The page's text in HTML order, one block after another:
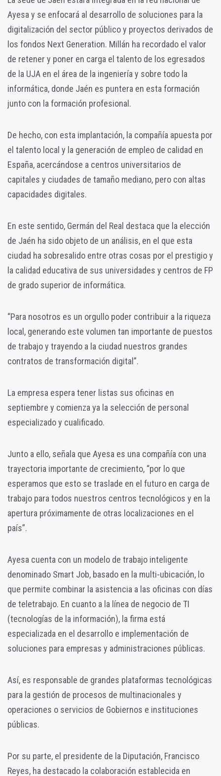
Ayesa y se enfocará al desarrollo de soluciones para la
digitalización del sector público y proyectos derivados de
los fondos Next Generation. Millán ha recordado el valor
de retener y poner en carga el talento de los egresados
de la UJA en el área de la ingeniería y sobre todo la
informática, donde Jaén es puntera en esta formación
junto con la formación profesional.
De hecho, con esta implantación, la compañía apuesta por
el talento local y la generación de empleo de calidad en
España, acercándose a centros universitarios de
capitales y ciudades de tamaño mediano, pero con altas
capacidades digitales.
En este sentido, Germán del Real destaca que la elección
de Jaén ha sido objeto de un análisis, en el que esta
ciudad ha sobresalido entre otras cosas por el prestigio y
la calidad educativa de sus universidades y centros de FP
de grado superior de informática.
“Para nosotros es un orgullo poder contribuir a la riqueza
local, generando este volumen tan importante de puestos
de trabajo y trayendo a la ciudad nuestros grandes
contratos de transformación digital”.
La empresa espera tener listas sus oficinas en
septiembre y comienza ya la selección de personal
especializado y cualificado.
Junto a ello, señala que Ayesa es una compañía con una
trayectoria importante de crecimiento, “por lo que
esperamos que esto se traslade en el futuro en carga de
trabajo para todos nuestros centros tecnológicos y en la
apertura próximamente de otras localizaciones en el
país”.
Ayesa cuenta con un modelo de trabajo inteligente
denominado Smart Job, basado en la multi-ubicación, lo
que permite combinar la asistencia a las oficinas con días
de teletrabajo. En cuanto a la línea de negocio de TI
(tecnologías de la información), la firma está
especializada en el desarrollo e implementación de
soluciones para empresas y administraciones públicas.
Así, es responsable de grandes plataformas tecnológicas
para la gestión de procesos de multinacionales y
operaciones o servicios de Gobiernos e instituciones
públicas.
Por su parte, el presidente de la Diputación, Francisco
Reyes, ha destacado la colaboración establecida en